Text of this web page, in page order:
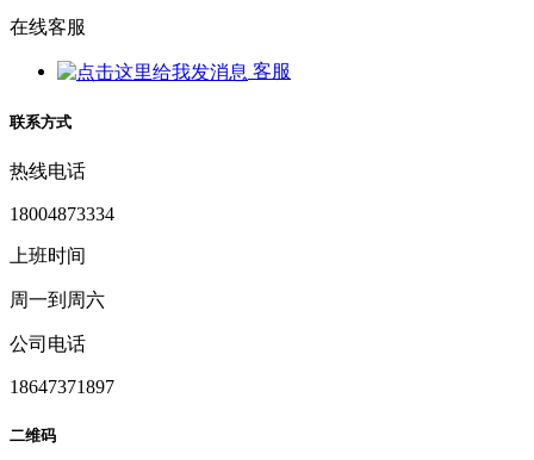
在线客服
客服
联系方式
热线电话
18004873334
上班时间
周一到周六
公司电话
18647371897
二维码